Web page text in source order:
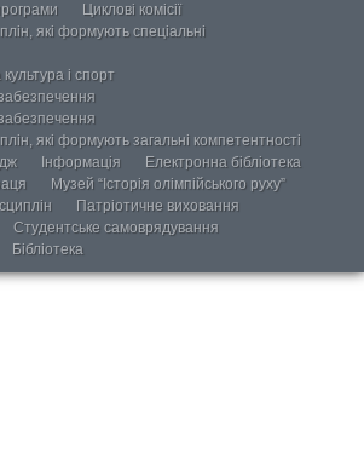
Циклові комісії
які формують спеціальні
і спорт
які формують загальні компетентності
Інформація
Електронна бібліотека
Музей “Історія олімпійського руху”
Патріотичне виховання
Студентське самоврядування
Бібліотека